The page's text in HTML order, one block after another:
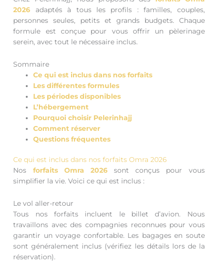
2026 adaptés à tous les profils : familles, couples,
personnes seules, petits et grands budgets. Chaque
formule est conçue pour vous offrir un pèlerinage
serein, avec tout le nécessaire inclus.
Sommaire
Ce qui est inclus dans nos forfaits
Les différentes formules
Les périodes disponibles
L’hébergement
Pourquoi choisir Pelerinhajj
Comment réserver
Questions fréquentes
Ce qui est inclus dans nos forfaits Omra 2026
Nos forfaits Omra 2026sont conçus pour vous
simplifier la vie. Voici ce qui est inclus :
Le vol aller-retour
Tous nos forfaits incluent le billet d’avion. Nous
travaillons avec des compagnies reconnues pour vous
garantir un voyage confortable. Les bagages en soute
sont généralement inclus (vérifiez les détails lors de la
réservation).